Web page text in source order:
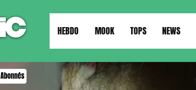
HEBDO MOOK TOPS NEWS
Abonnés